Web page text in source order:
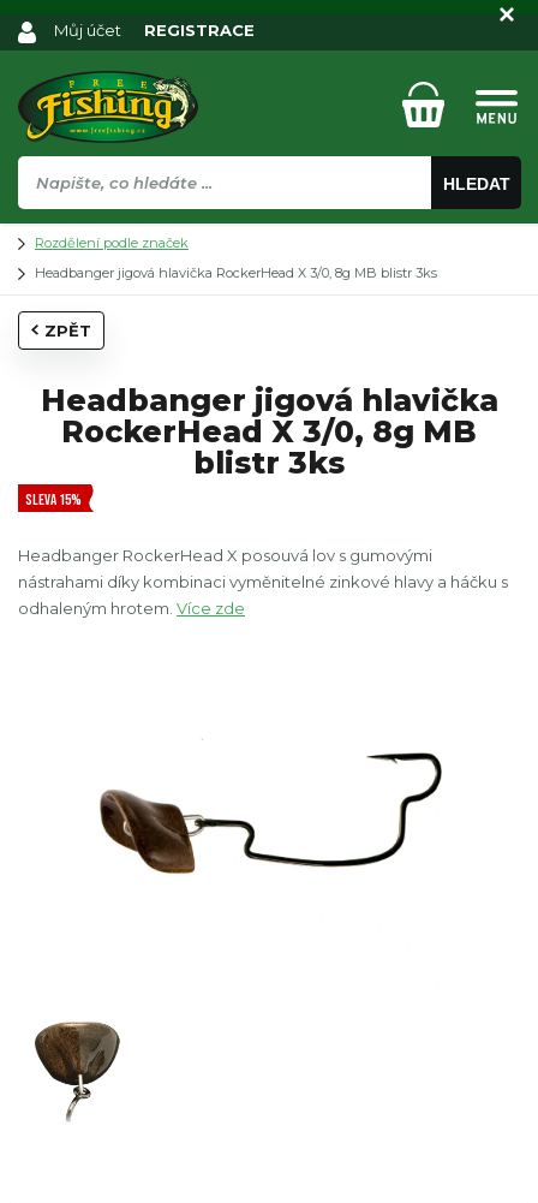
HLEDAT
Můj účet REGISTRACE
Rozdělení podle značek
Headbanger jigová hlavička RockerHead X 3/0, 8g MB blistr 3ks
ZPĚT
Headbanger jigová hlavička
RockerHead X 3/0, 8g MB
blistr 3ks
SLEVA 15%
Headbanger RockerHead X posouvá lov s gumovými
nástrahami díky kombinaci vyměnitelné zinkové hlavy a háčku s
odhaleným hrotem. Více zde